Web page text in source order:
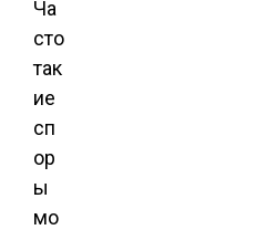
Ча
сто
так
ие
сп
ор
ы
мо